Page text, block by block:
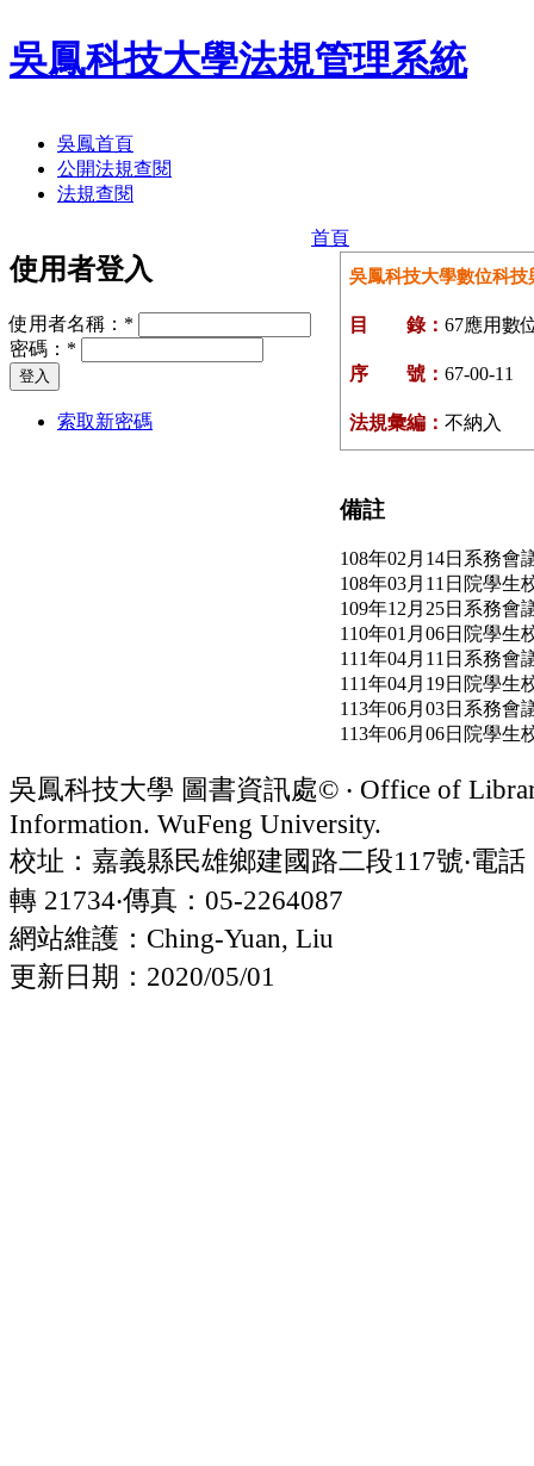
吳鳳科技大學法規管理系統
吳鳳首頁
公開法規查閱
法規查閱
使用者登入
使用者名稱： *
密碼： *
索取新密碼
首頁
吳鳳科技大學數位科
目 錄： 67應用數
序 號： 67-00-11
法規彙編： 不納入
備註
108年02月14日系務會
108年03月11日院學生
109年12月25日系務會
110年01月06日院學生
111年04月11日系務會
111年04月19日院學生
113年06月03日系務會
113年06月06日院學生
吳鳳科技大學 圖書資訊處© ‧ Office of
Information. WuFeng University.
校址：嘉義縣民雄鄉建國路二段117號‧電話
轉 21734‧傳真：05-2264087
網站維護：Ching-Yuan, Liu
更新日期：2020/05/01